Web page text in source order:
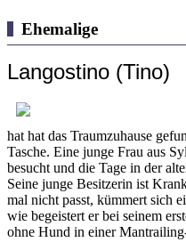
Ehemalige
Langostino (Tino)
hat hat das Traumzuhause
Tasche. Eine junge Frau aus
besucht und die Tage in der
Seine junge Besitzerin ist
mal nicht passt, kümmert sich
wie begeistert er bei seinem
ohne Hund in einer